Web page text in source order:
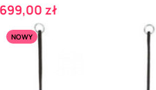
Cena
699,00 zł
NOWY